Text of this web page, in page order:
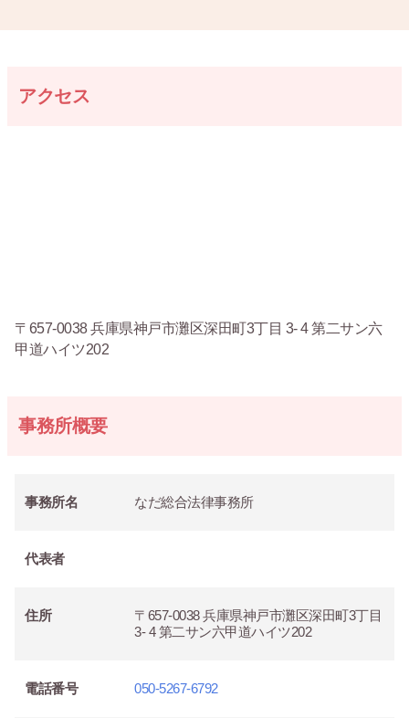
アクセス
〒657-0038 兵庫県神戸市灘区深田町3丁目 3- 4 第二サン六
甲道ハイツ202
事務所概要
事務所名 なだ総合法律事務所
代表者
住所
〒657-0038 兵庫県神戸市灘区深田町3丁目
3- 4 第二サン六甲道ハイツ202
電話番号 050-5267-6792